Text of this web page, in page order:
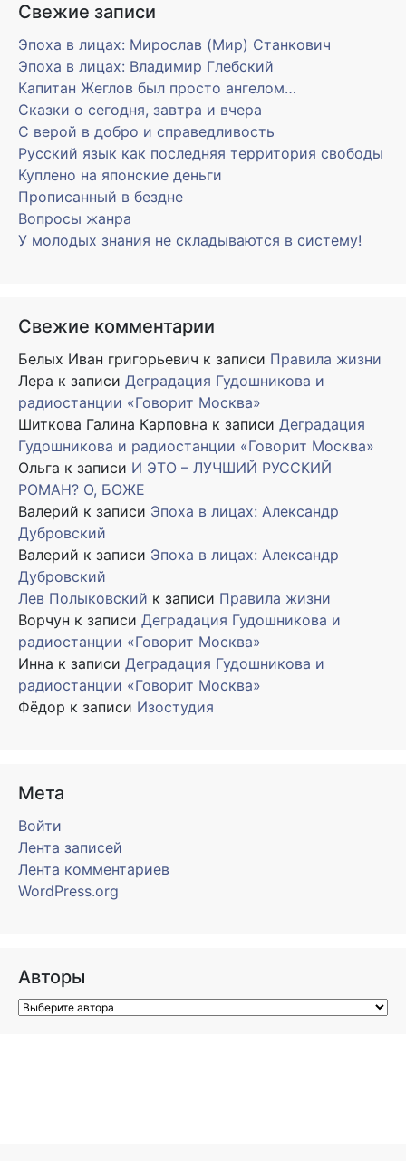
Свежие записи
Эпоха в лицах: Мирослав (Мир) Станкович
Эпоха в лицах: Владимир Глебский
Капитан Жеглов был просто ангелом…
Сказки о сегодня, завтра и вчера
С верой в добро и справедливость
Русский язык как последняя территория свободы
Куплено на японские деньги
Прописанный в бездне
Вопросы жанра
У молодых знания не складываются в систему!
Свежие комментарии
Белых Иван григорьевич к записи Правила жизни
Лера к записи Деградация Гудошникова и
радиостанции «Говорит Москва»
Шиткова Галина Карповна к записи Деградация
Гудошникова и радиостанции «Говорит Москва»
Ольга к записи И ЭТО – ЛУЧШИЙ РУССКИЙ
РОМАН? О, БОЖЕ
Валерий к записи Эпоха в лицах: Александр
Дубровский
Валерий к записи Эпоха в лицах: Александр
Дубровский
Лев Полыковский к записи Правила жизни
Ворчун к записи Деградация Гудошникова и
радиостанции «Говорит Москва»
Инна к записи Деградация Гудошникова и
радиостанции «Говорит Москва»
Фёдор к записи Изостудия
Мета
Войти
Лента записей
Лента комментариев
WordPress.org
Авторы